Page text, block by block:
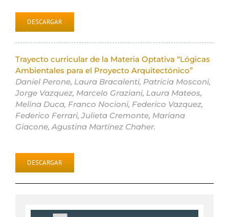
DESCARGAR
Trayecto curricular de la Materia Optativa “Lógicas
Ambientales para el Proyecto Arquitectónico”
Daniel Perone, Laura Bracalenti, Patricia Mosconi,
Jorge Vazquez, Marcelo Graziani, Laura Mateos,
Melina Duca, Franco Nocioni, Federico Vazquez,
Federico Ferrari, Julieta Cremonte, Mariana
Giacone, Agustina Martínez Chaher.
DESCARGAR